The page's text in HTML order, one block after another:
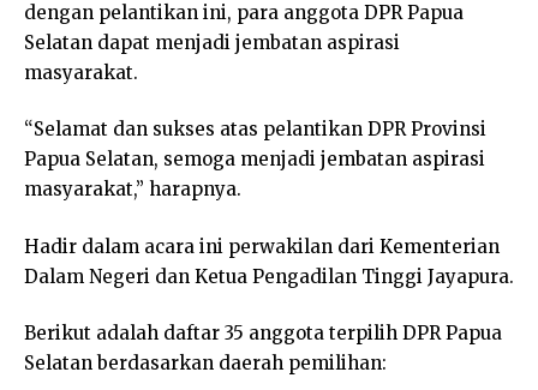
dengan pelantikan ini, para anggota DPR Papua
Selatan dapat menjadi jembatan aspirasi
masyarakat.
“Selamat dan sukses atas pelantikan DPR Provinsi
Papua Selatan, semoga menjadi jembatan aspirasi
masyarakat,” harapnya.
Hadir dalam acara ini perwakilan dari Kementerian
Dalam Negeri dan Ketua Pengadilan Tinggi Jayapura.
Berikut adalah daftar 35 anggota terpilih DPR Papua
Selatan berdasarkan daerah pemilihan: